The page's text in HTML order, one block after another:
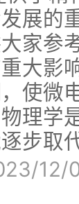
展的
家参
大影
使微
理学
步取
12/